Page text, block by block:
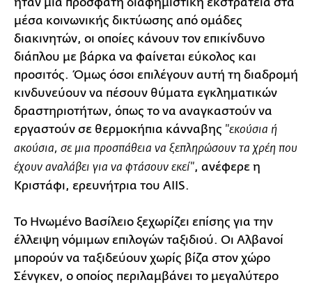
μέσα κοινωνικής δικτύωσης από ομάδες
διακινητών, οι οποίες κάνουν τον επικίνδυνο
διάπλου με βάρκα να φαίνεται εύκολος και
προσιτός. Όμως όσοι επιλέγουν αυτή τη διαδρομή
κινδυνεύουν να πέσουν θύματα εγκληματικών
δραστηριοτήτων, όπως το να αναγκαστούν να
εργαστούν σε θερμοκήπια κάνναβης "εκούσια ή
ακούσια, σε μια προσπάθεια να ξεπληρώσουν τα χρέη που
έχουν αναλάβει για να φτάσουν εκεί", ανέφερε η
Κριστάφι, ερευνήτρια του AIIS.
Το Ηνωμένο Βασίλειο ξεχωρίζει επίσης για την
έλλειψη νόμιμων επιλογών ταξιδιού. Οι Αλβανοί
μπορούν να ταξιδεύουν χωρίς βίζα στον χώρο
Σένγκεν, ο οποίος περιλαμβάνει το μεγαλύτερο